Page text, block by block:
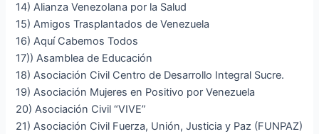
14) Alianza Venezolana por la Salud
15) Amigos Trasplantados de Venezuela
16) Aquí Cabemos Todos
17)) Asamblea de Educación
18) Asociación Civil Centro de Desarrollo Integral Sucre.
19) Asociación Mujeres en Positivo por Venezuela
20) Asociación Civil “VIVE”
21) Asociación Civil Fuerza, Unión, Justicia y Paz (FUNPAZ)